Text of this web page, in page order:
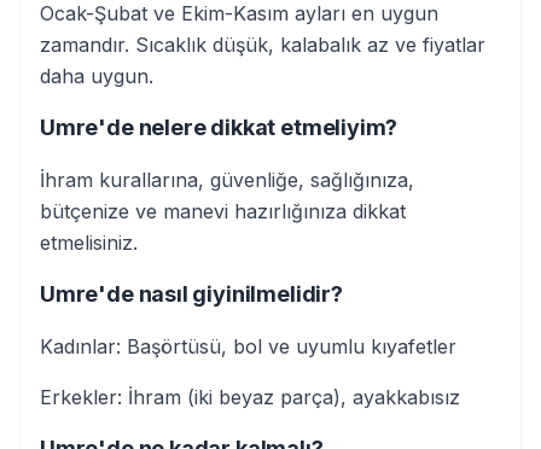
Ocak-Şubat ve Ekim-Kasım ayları en uygun
zamandır. Sıcaklık düşük, kalabalık az ve fiyatlar
daha uygun.
Umre'de nelere dikkat etmeliyim?
İhram kurallarına, güvenliğe, sağlığınıza,
bütçenize ve manevi hazırlığınıza dikkat
etmelisiniz.
Umre'de nasıl giyinilmelidir?
Kadınlar: Başörtüsü, bol ve uyumlu kıyafetler
Erkekler: İhram (iki beyaz parça), ayakkabısız